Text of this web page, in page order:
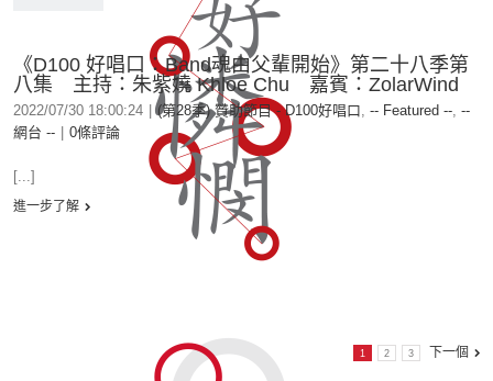
《D100 好唱口：Band魂由父輩開始》第二十八季第
八集 主持：朱紫嬈 Khloe Chu 嘉賓：ZolarWind
2022/07/30 18:00:24 (第28季) 贊助節目 - D100好唱口, -- Featured --, --
網台 --
0條評論
[...]
進一步了解
1 2 3 下一個